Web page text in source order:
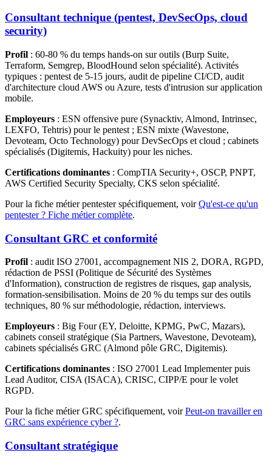
Consultant technique (pentest, DevSecOps, cloud
security)
Profil : 60-80 % du temps hands-on sur outils (Burp Suite,
Terraform, Semgrep, BloodHound selon spécialité). Activités
typiques : pentest de 5-15 jours, audit de pipeline CI/CD, audit
d'architecture cloud AWS ou Azure, tests d'intrusion sur application
mobile.
Employeurs : ESN offensive pure (Synacktiv, Almond, Intrinsec,
LEXFO, Tehtris) pour le pentest ; ESN mixte (Wavestone,
Devoteam, Octo Technology) pour DevSecOps et cloud ; cabinets
spécialisés (Digitemis, Hackuity) pour les niches.
Certifications dominantes : CompTIA Security+, OSCP, PNPT,
AWS Certified Security Specialty, CKS selon spécialité.
Pour la fiche métier pentester spécifiquement, voirQu'est-ce qu'un
pentester ? Fiche métier complète.
Consultant GRC et conformité
Profil : audit ISO 27001, accompagnement NIS 2, DORA, RGPD,
rédaction de PSSI (Politique de Sécurité des Systèmes
d'Information), construction de registres de risques, gap analysis,
formation-sensibilisation. Moins de 20 % du temps sur des outils
techniques, 80 % sur méthodologie, rédaction, interviews.
Employeurs : Big Four (EY, Deloitte, KPMG, PwC, Mazars),
cabinets conseil stratégique (Sia Partners, Wavestone, Devoteam),
cabinets spécialisés GRC (Almond pôle GRC, Digitemis).
Certifications dominantes : ISO 27001 Lead Implementer puis
Lead Auditor, CISA (ISACA), CRISC, CIPP/E pour le volet
RGPD.
Pour la fiche métier GRC spécifiquement, voirPeut-on travailler en
GRC sans expérience cyber ?.
Consultant stratégique